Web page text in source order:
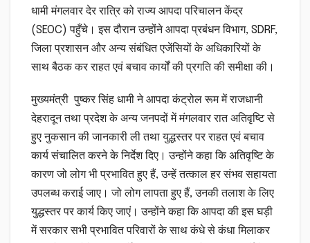
धामी मंगलवार देर रात्रि को राज्य आपदा परिचालन केंद्र
(SEOC) पहुँचे। इस दौरान उन्होंने आपदा प्रबंधन विभाग, SDRF,
जिला प्रशासन और अन्य संबंधित एजेंसियों के अधिकारियों के
साथ बैठक कर राहत एवं बचाव कार्यों की प्रगति की समीक्षा की।
मुख्यमंत्री पुष्कर सिंह धामी ने आपदा कंट्रोल रूम में राजधानी
देहरादून तथा प्रदेश के अन्य जनपदों में मंगलवार रात अतिवृष्टि से
हुए नुकसान की जानकारी ली तथा युद्धस्तर पर राहत एवं बचाव
कार्य संचालित करने के निर्देश दिए। उन्होंने कहा कि अतिवृष्टि के
कारण जो लोग भी प्रभावित हुए हैं, उन्हें तत्काल हर संभव सहायता
उपलब्ध कराई जाए। जो लोग लापता हुए हैं, उनकी तलाश के लिए
युद्धस्तर पर कार्य किए जाएं। उन्होंने कहा कि आपदा की इस घड़ी
में सरकार सभी प्रभावित परिवारों के साथ कंधे से कंधा मिलाकर